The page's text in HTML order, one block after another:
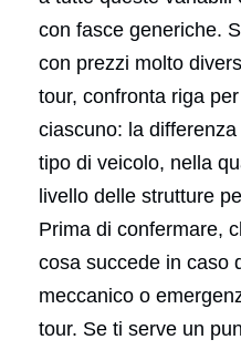
con fasce generiche.
con prezzi molto
tour, confronta riga
ciascuno: la
tipo di veicolo, nella
livello delle strutture
Prima di confermare,
cosa succede in caso
meccanico o
tour. Se ti serve un